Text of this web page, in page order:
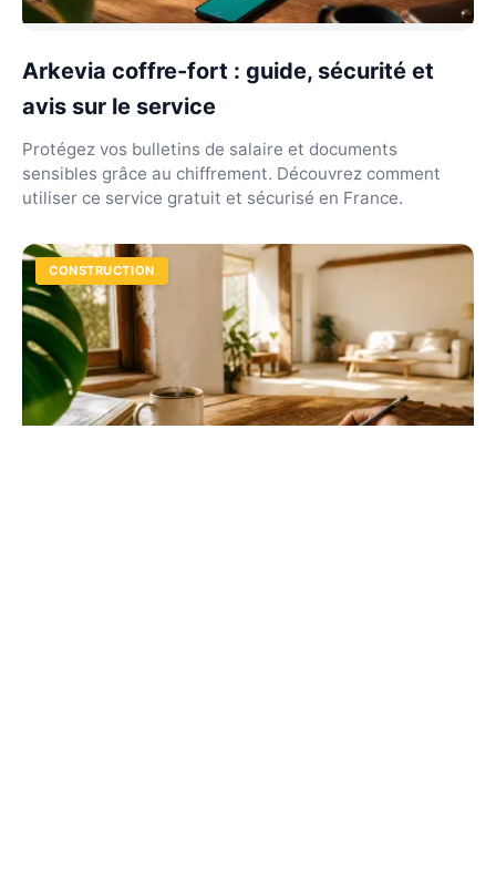
Arkevia coffre-fort : guide, sécurité et
avis sur le service
Protégez vos bulletins de salaire et documents
sensibles grâce au chiffrement. Découvrez comment
utiliser ce service gratuit et sécurisé en France.
CONSTRUCTION